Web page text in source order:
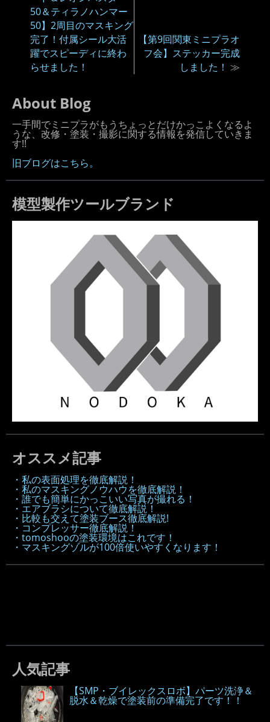
50＆ティラノハンマー
50】2周目のマスキング
完了！付属シール大活
躍でスピーディに終わ
らせました！
【第9回関東ミニプラオ
フ会】ステッカー完成
しました！ ≫
About Blog
一手間でミニプラがもうちょっとだけかっこよくなるよ
うな、改修・塗装・撮影に関する情報を発信していきま
す!!
旧ブログはこちら。
模型製作ツールブランド
オススメ記事
・私の表面処理を徹底解説！
・私のマスキングノウハウを徹底解説！
・誰でも簡単にかっこいい写真が撮れる！
・エアブラシについて徹底解説！
・比較も交えて塗装ブース徹底解説!
・コンプレッサー徹底解説！
・tomoshooの塗装環境はこれです！
・マスキングゾルが100倍使いやすくなります！
人気記事
【SMP・ブイレックスロボ】パーツ洗浄＆
脱水＆乾燥で塗装前の準備完了です！！